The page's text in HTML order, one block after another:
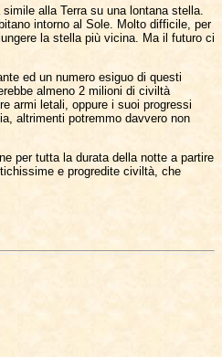
alla Terra su una lontana stella.
intorno al Sole. Molto difficile, per
la stella più vicina. Ma il futuro ci
ed un numero esiguo di questi
almeno 2 milioni di civiltà
armi letali, oppure i suoi progressi
altrimenti potremmo davvero non
per tutta la durata della notte a partire
e progredite civiltà, che